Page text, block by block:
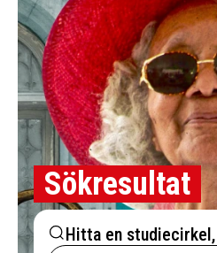
Sökresultat
Hitta en